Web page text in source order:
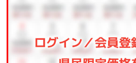
●那覇空港まで、車で約1.5時間
●一度は行ってみたい!美ら海水